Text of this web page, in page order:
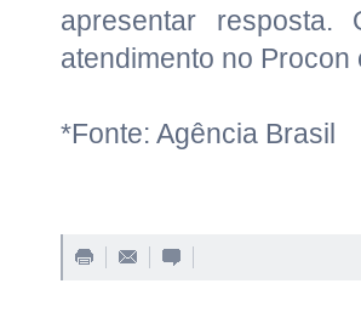
apresentar resposta.
atendimento no
*Fonte: Agência Brasil